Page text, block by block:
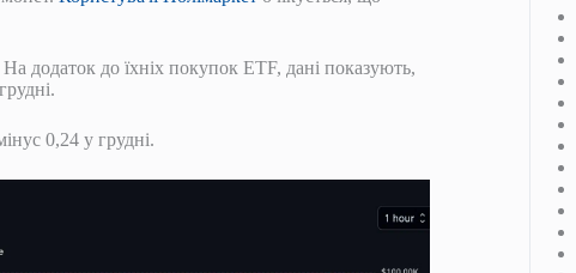
додаток до їхніх покупок ETF, дані показують,
0,24 у грудні.